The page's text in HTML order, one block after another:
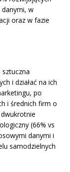
danymi, w
oraz w fazie
sztuczna
i działać na ich
po
i średnich firm o
(66% vs
danymi i
samodzielnych